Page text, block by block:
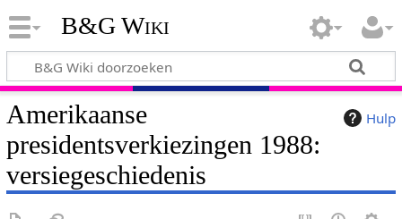
B&G Wiki
Hulp
Amerikaanse
presidentsverkiezingen 1988:
versiegeschiedenis